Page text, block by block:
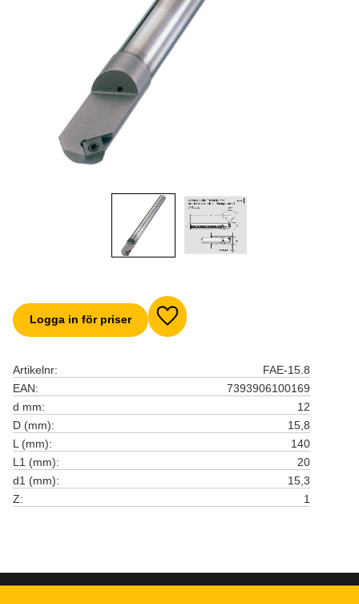
Logga in för priser Lägg till i favoriter
Artikelnr
FAE-15.8
EAN
7393906100169
d mm
12
D (mm)
15,8
L (mm)
140
L1 (mm)
20
d1 (mm)
15,3
Z
1